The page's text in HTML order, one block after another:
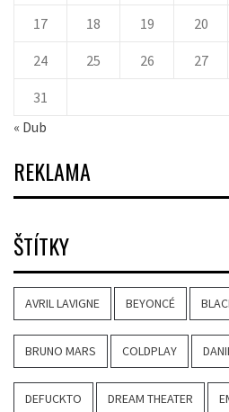
17 18 19 20
24 25 26 27
31
« Dub
REKLAMA
ŠTÍTKY
AVRIL LAVIGNE BEYONCÉ
BRUNO MARS COLDPLAY
DEFUCKTO DREAM THEATER